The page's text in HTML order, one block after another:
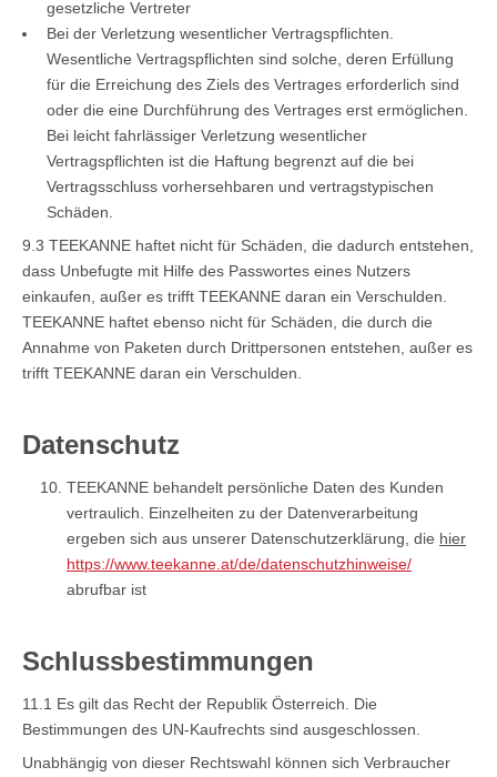
gesetzliche Vertreter
Bei der Verletzung wesentlicher Vertragspflichten.
Wesentliche Vertragspflichten sind solche, deren Erfüllung
für die Erreichung des Ziels des Vertrages erforderlich sind
oder die eine Durchführung des Vertrages erst ermöglichen.
Bei leicht fahrlässiger Verletzung wesentlicher
Vertragspflichten ist die Haftung begrenzt auf die bei
Vertragsschluss vorhersehbaren und vertragstypischen
Schäden.
9.3 TEEKANNE haftet nicht für Schäden, die dadurch entstehen,
dass Unbefugte mit Hilfe des Passwortes eines Nutzers
einkaufen, außer es trifft TEEKANNE daran ein Verschulden.
TEEKANNE haftet ebenso nicht für Schäden, die durch die
Annahme von Paketen durch Drittpersonen entstehen, außer es
trifft TEEKANNE daran ein Verschulden.
Datenschutz
TEEKANNE behandelt persönliche Daten des Kunden
vertraulich. Einzelheiten zu der Datenverarbeitung
ergeben sich aus unserer Datenschutzerklärung, die hier
https://www.teekanne.at/de/datenschutzhinweise/
abrufbar ist
Schlussbestimmungen
11.1 Es gilt das Recht der Republik Österreich. Die
Bestimmungen des UN-Kaufrechts sind ausgeschlossen.
Unabhängig von dieser Rechtswahl können sich Verbraucher